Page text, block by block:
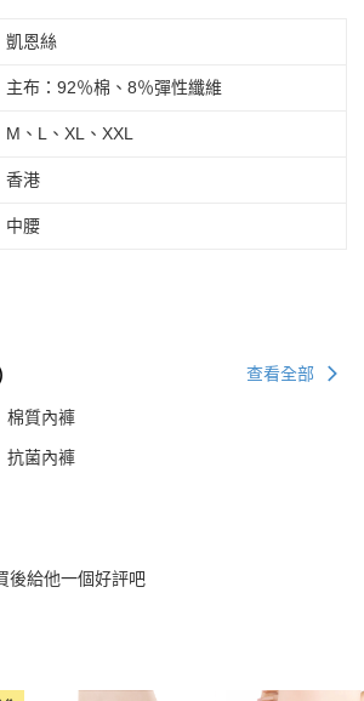
凱恩絲
主布：92％棉、8％彈性纖維
M、L、XL、XXL
香港
中腰
查看全部
棉質內褲
抗菌內褲
後給他一個好評吧